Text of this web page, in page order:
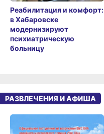
Реабилитация и комфорт:
в Хабаровске
модернизируют
психиатрическую
больницу
РАЗВЛЕЧЕНИЯ И АФИША